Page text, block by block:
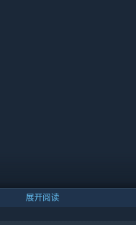
展开阅读